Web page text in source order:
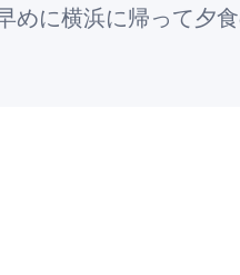
に横浜に帰って夕食